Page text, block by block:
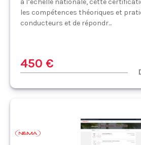
à l’échelle nationale, cette
les compétences théoriques et
conducteurs et de répondr...
450 €